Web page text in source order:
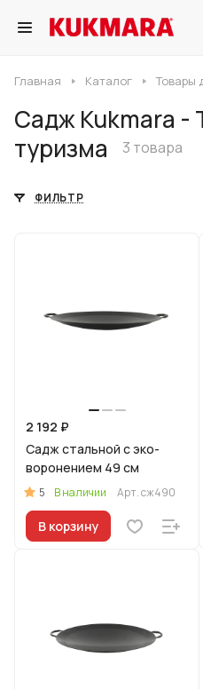
Главная Каталог Товары
Садж Kukmara -
туризма
3 товара
ФИЛЬТР
2 192 ₽
Садж стальной с эко-
воронением 49 см
5 В наличии Арт.сж490
В корзину